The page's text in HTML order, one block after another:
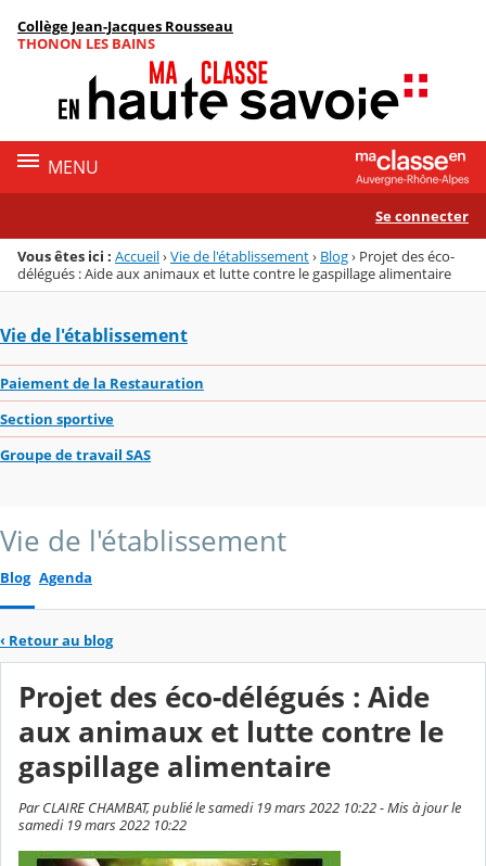
Menu de la rubrique
Contenu
Collège Jean-Jacques Rousseau
THONON LES BAINS
MENU
Se connecter
Vous êtes ici : Accueil›Vie de l'établissement› Blog› Projet des éco-
délégués : Aide aux animaux et lutte contre le gaspillage alimentaire
Vie de l'établissement
Paiement de la Restauration
Section sportive
Groupe de travail SAS
Vie de l'établissement
Blog Agenda
‹ Retour au blog
Projet des éco-délégués : Aide
aux animaux et lutte contre le
gaspillage alimentaire
Par CLAIRE CHAMBAT, publié le samedi 19 mars 2022 10:22 - Mis à jour le
samedi 19 mars 2022 10:22